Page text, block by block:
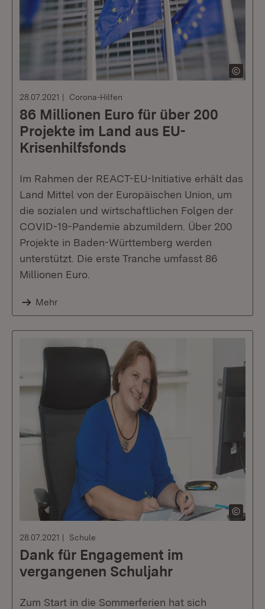
28.07.2021 Corona-Hilfen
86 Millionen Euro für über 200
Projekte im Land aus EU-
Krisenhilfsfonds
Im Rahmen der REACT-EU-Initiative erhält das
Land Mittel von der Europäischen Union, um
die sozialen und wirtschaftlichen Folgen der
COVID-19-Pandemie abzumildern. Über 200
Projekte in Baden-Württemberg werden
unterstützt. Die erste Tranche umfasst 86
Millionen Euro.
Mehr
28.07.2021 Schule
Dank für Engagement im
vergangenen Schuljahr
Zum Start in die Sommerferien hat sich